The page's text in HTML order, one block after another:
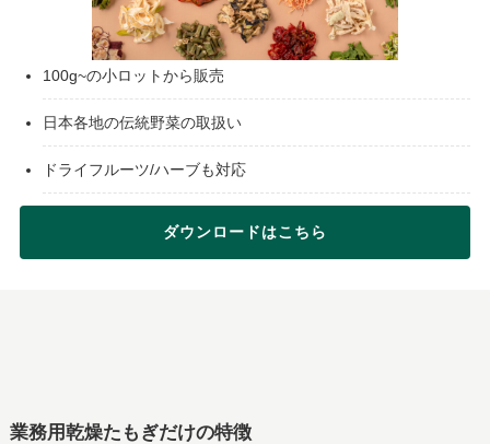
100g~の小ロットから販売
日本各地の伝統野菜の取扱い
ドライフルーツ/ハーブも対応
ダウンロードはこちら
業務用乾燥たもぎだけの特徴